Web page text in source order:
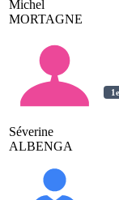
Michel
MORTAGNE
Séverine
ALBENGA